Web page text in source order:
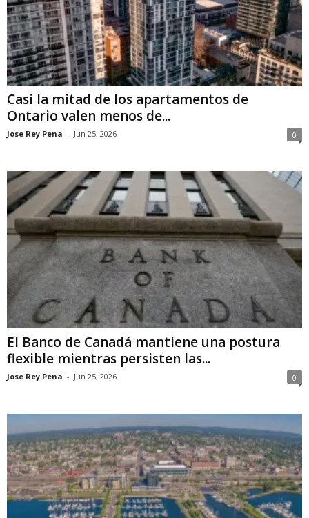
Casi la mitad de los apartamentos de
Ontario valen menos de...
Jose Rey Pena - Jun 25, 2026 0
El Banco de Canadá mantiene una postura
flexible mientras persisten las...
Jose Rey Pena - Jun 25, 2026 0